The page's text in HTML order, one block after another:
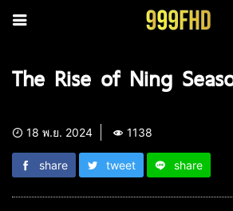
The Rise of Ning
18 พ.ย. 2024 1138
share tweet share